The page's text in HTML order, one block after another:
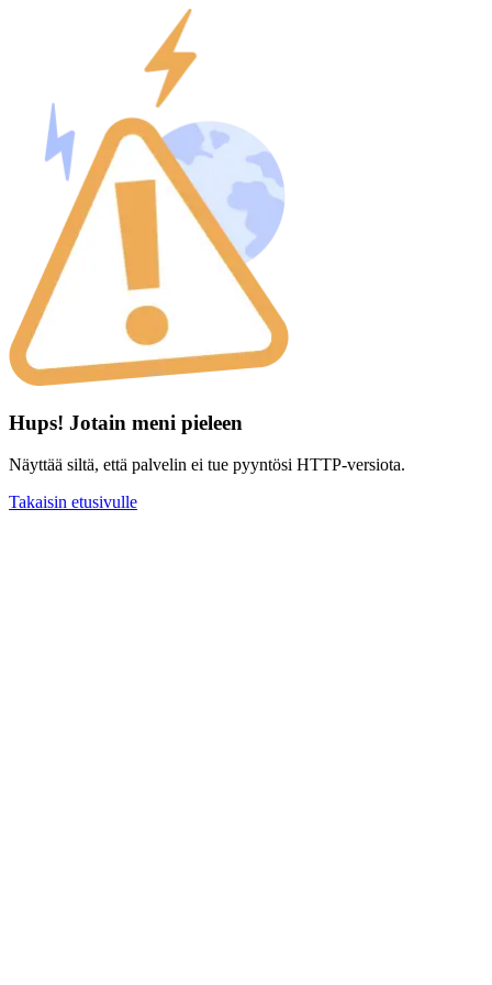
Hups! Jotain meni pieleen
Näyttää siltä, että palvelin ei tue pyyntösi HTTP-versiota.
Takaisin etusivulle